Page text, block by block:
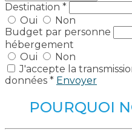
Destination *
Oui
Non
Budget par personne
hébergement
Oui
Non
J'accepte la
données * Envoyer
POURQUOI